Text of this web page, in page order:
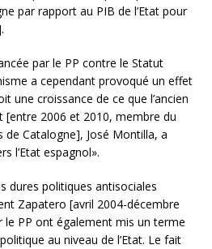
par rapport au PIB de l’Etat pour
par le PP contre le Statut
a cependant provoqué un effet
une croissance de ce que l’ancien
[entre 2006 et 2010, membre du
de Catalogne], José Montilla, a
l’Etat espagnol».
dures politiques antisociales
Zapatero [avril 2004-décembre
PP ont également mis un terme
au niveau de l’Etat. Le fait